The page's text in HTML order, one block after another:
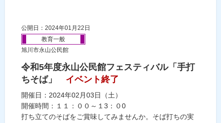
公開日：2024年01月22日
教育一般
旭川市永山公民館
令和5年度永山公民館フェスティバル「手打
ちそば」
イベント終了
開催日：2024年02月03日（土）
開催時間：１１：００～１3：０0
打ち立てのそばをご賞味してみませんか。そば打ちの実